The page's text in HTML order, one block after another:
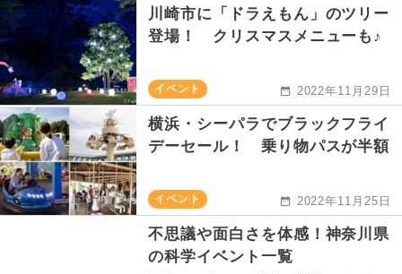
川崎市に「ドラえもん」のツリー
登場！ クリスマスメニューも♪
イベント 2022年11月29日
横浜・シーパラでブラックフライ
デーセール！ 乗り物パスが半額
イベント 2022年11月25日
不思議や面白さを体感！神奈川県
の科学イベント一覧